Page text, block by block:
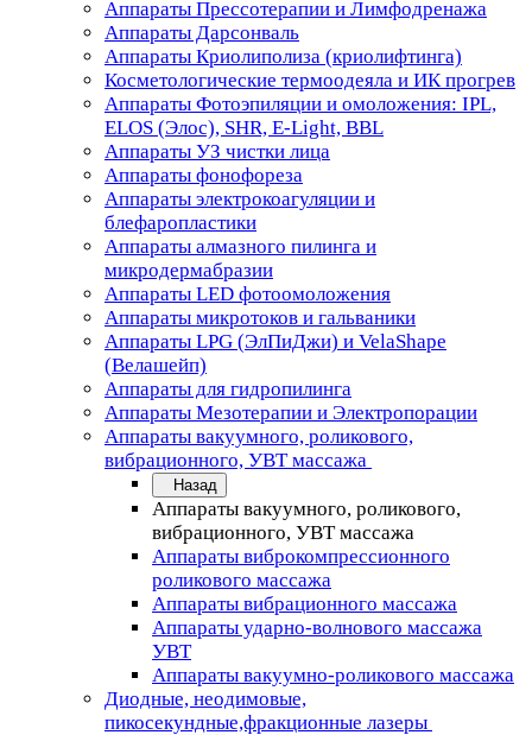
Аппараты Прессотерапии и Лимфодренажа
Аппараты Дарсонваль
Аппараты Криолиполиза (криолифтинга)
Косметологические термоодеяла и ИК прогрев
Аппараты Фотоэпиляции и омоложения: IPL,
ELOS (Элос), SHR, E-Light, BBL
Аппараты УЗ чистки лица
Аппараты фонофореза
Аппараты электрокоагуляции и
блефаропластики
Аппараты алмазного пилинга и
микродермабразии
Аппараты LED фотоомоложения
Аппараты микротоков и гальваники
Аппараты LPG (ЭлПиДжи) и VelaShape
(Велашейп)
Аппараты для гидропилинга
Аппараты Мезотерапии и Электропорации
Аппараты вакуумного, роликового,
вибрационного, УВТ массажа
Назад
Аппараты вакуумного, роликового,
вибрационного, УВТ массажа
Аппараты виброкомпрессионного
роликового массажа
Аппараты вибрационного массажа
Аппараты ударно-волнового массажа
УВТ
Аппараты вакуумно-роликового массажа
Диодные, неодимовые,
пикосекундные,фракционные лазеры